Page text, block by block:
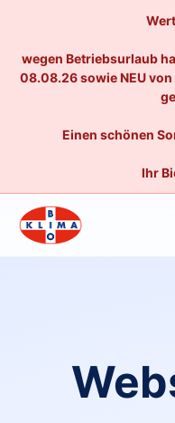
wegen Betriebsurlaub
08.08.26 sowie NEU
Einen schönen
Ihr